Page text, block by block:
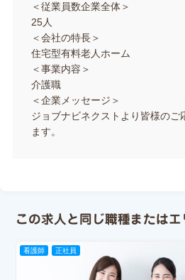
＜従業員数企業全体＞
25人
＜会社の特長＞
住宅型有料老人ホーム
＜事業内容＞
介護職
＜企業メッセージ＞
ジョブナビネクストより皆様のご
ます。
この求人と同じ職種またはエ
看護師 正社員